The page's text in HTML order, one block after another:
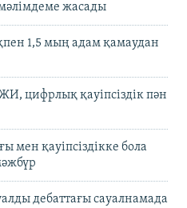
жасады
1,5 мың адам қамаудан
цифрлық қауіпсіздік пән
мен қауіпсіздікке бола
дебаттағы сауалнамада